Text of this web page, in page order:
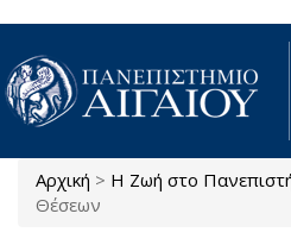
Παράκαμψη προς το κυρίως
Είστε εδώ
Αρχική > Η Ζωή στο
Θέσεων